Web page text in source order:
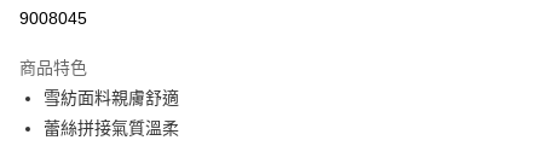
萊爾富取貨付款
付款後萊爾富取貨
每筆NT$60，滿NT$1,000(含以上)免運費
9008045
商品特色
雪紡面料親膚舒適
蕾絲拼接氣質溫柔